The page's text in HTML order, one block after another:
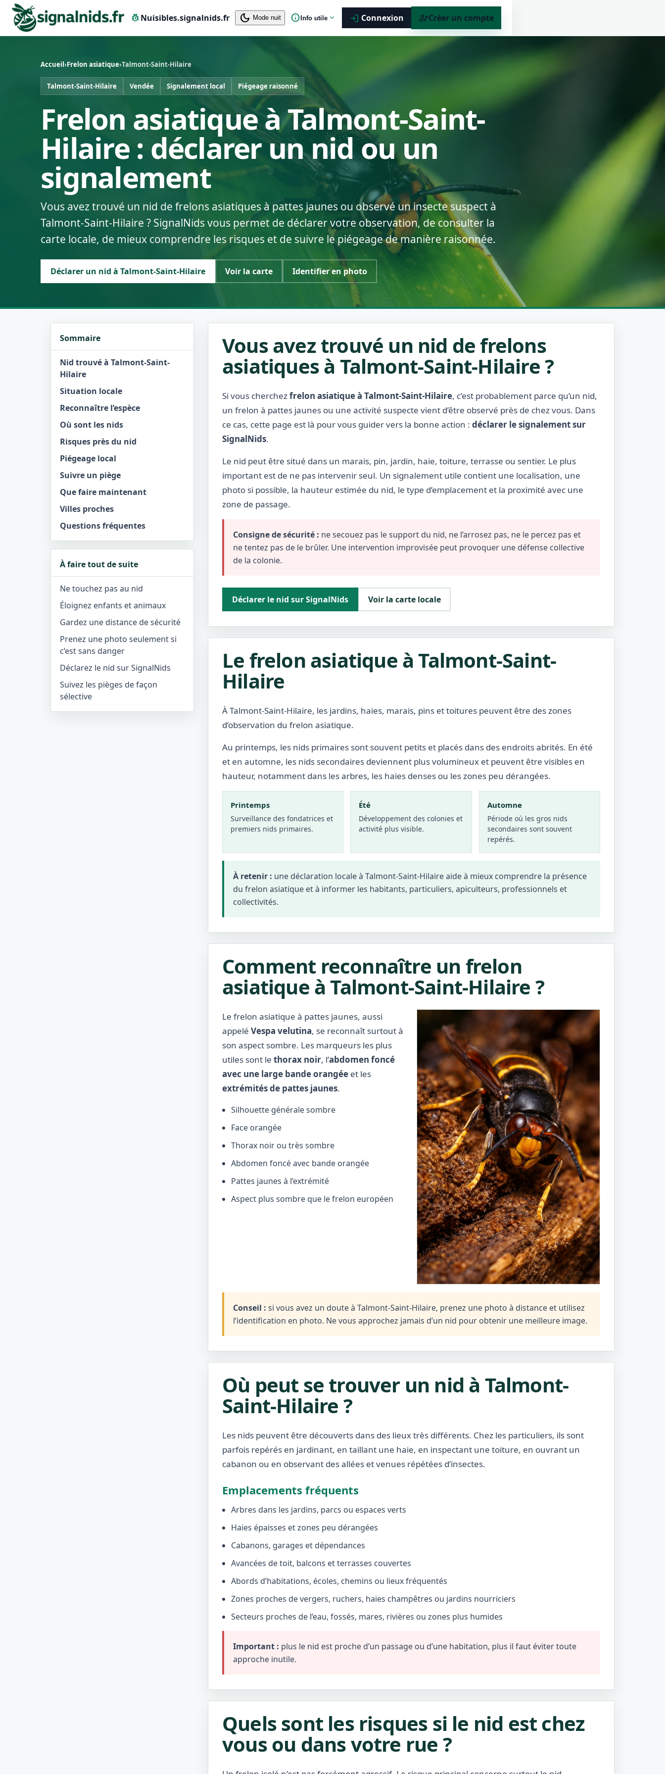
pest_controlNuisibles.signalnids.fr dark_mode Mode nuit infoInfo utile expand_more login Connexion person_addCréer un compte
Accueil›Frelon asiatique›Talmont-Saint-Hilaire
Talmont-Saint-Hilaire Vendée Signalement local Piégeage raisonné
Frelon asiatique à Talmont-Saint-
Hilaire : déclarer un nid ou un
signalement
Vous avez trouvé un nid de frelons asiatiques à pattes jaunes ou observé un insecte suspect à
Talmont-Saint-Hilaire ? SignalNids vous permet de déclarer votre observation, de consulter la
carte locale, de mieux comprendre les risques et de suivre le piégeage de manière raisonnée.
Déclarer un nid à Talmont-Saint-Hilaire Voir la carte Identifier en photo
Sommaire
Nid trouvé à Talmont-Saint-
Hilaire
Situation locale
Reconnaître l’espèce
Où sont les nids
Risques près du nid
Piégeage local
Suivre un piège
Que faire maintenant
Villes proches
Questions fréquentes
À faire tout de suite
Ne touchez pas au nid
Éloignez enfants et animaux
Gardez une distance de sécurité
Prenez une photo seulement si
c’est sans danger
Déclarez le nid sur SignalNids
Suivez les pièges de façon
sélective
Vous avez trouvé un nid de frelons
asiatiques à Talmont-Saint-Hilaire ?
Si vous cherchezfrelon asiatique à Talmont-Saint-Hilaire, c’est probablement parce qu’un nid,
un frelon à pattes jaunes ou une activité suspecte vient d’être observé près de chez vous. Dans
ce cas, cette page est là pour vous guider vers la bonne action : déclarer le signalement sur
SignalNids.
Le nid peut être situé dans un marais, pin, jardin, haie, toiture, terrasse ou sentier. Le plus
important est de ne pas intervenir seul. Un signalement utile contient une localisation, une
photo si possible, la hauteur estimée du nid, le type d’emplacement et la proximité avec une
zone de passage.
Consigne de sécurité : ne secouez pas le support du nid, ne l’arrosez pas, ne le percez pas et
ne tentez pas de le brûler. Une intervention improvisée peut provoquer une défense collective
de la colonie.
Déclarer le nid sur SignalNids Voir la carte locale
Le frelon asiatique à Talmont-Saint-
Hilaire
À Talmont-Saint-Hilaire, les jardins, haies, marais, pins et toitures peuvent être des zones
d’observation du frelon asiatique.
Au printemps, les nids primaires sont souvent petits et placés dans des endroits abrités. En été
et en automne, les nids secondaires deviennent plus volumineux et peuvent être visibles en
hauteur, notamment dans les arbres, les haies denses ou les zones peu dérangées.
Printemps
Surveillance des fondatrices et
premiers nids primaires.
Été
Développement des colonies et
activité plus visible.
Automne
Période où les gros nids
secondaires sont souvent
repérés.
À retenir : une déclaration locale à Talmont-Saint-Hilaire aide à mieux comprendre la présence
du frelon asiatique et à informer les habitants, particuliers, apiculteurs, professionnels et
collectivités.
Comment reconnaître un frelon
asiatique à Talmont-Saint-Hilaire ?
Le frelon asiatique à pattes jaunes, aussi
appelé Vespa velutina, se reconnaît surtout à
son aspect sombre. Les marqueurs les plus
utiles sont le thorax noir, l’abdomen foncé
avec une large bande orangée et les
extrémités de pattes jaunes.
Silhouette générale sombre
Face orangée
Thorax noir ou très sombre
Abdomen foncé avec bande orangée
Pattes jaunes à l’extrémité
Aspect plus sombre que le frelon européen
Conseil : si vous avez un doute à Talmont-Saint-Hilaire, prenez une photo à distance et utilisez
l’identification en photo. Ne vous approchez jamais d’un nid pour obtenir une meilleure image.
Où peut se trouver un nid à Talmont-
Saint-Hilaire ?
Les nids peuvent être découverts dans des lieux très différents. Chez les particuliers, ils sont
parfois repérés en jardinant, en taillant une haie, en inspectant une toiture, en ouvrant un
cabanon ou en observant des allées et venues répétées d’insectes.
Emplacements fréquents
Arbres dans les jardins, parcs ou espaces verts
Haies épaisses et zones peu dérangées
Cabanons, garages et dépendances
Avancées de toit, balcons et terrasses couvertes
Abords d’habitations, écoles, chemins ou lieux fréquentés
Zones proches de vergers, ruchers, haies champêtres ou jardins nourriciers
Secteurs proches de l’eau, fossés, mares, rivières ou zones plus humides
Important : plus le nid est proche d’un passage ou d’une habitation, plus il faut éviter toute
approche inutile.
Quels sont les risques si le nid est chez
vous ou dans votre rue ?